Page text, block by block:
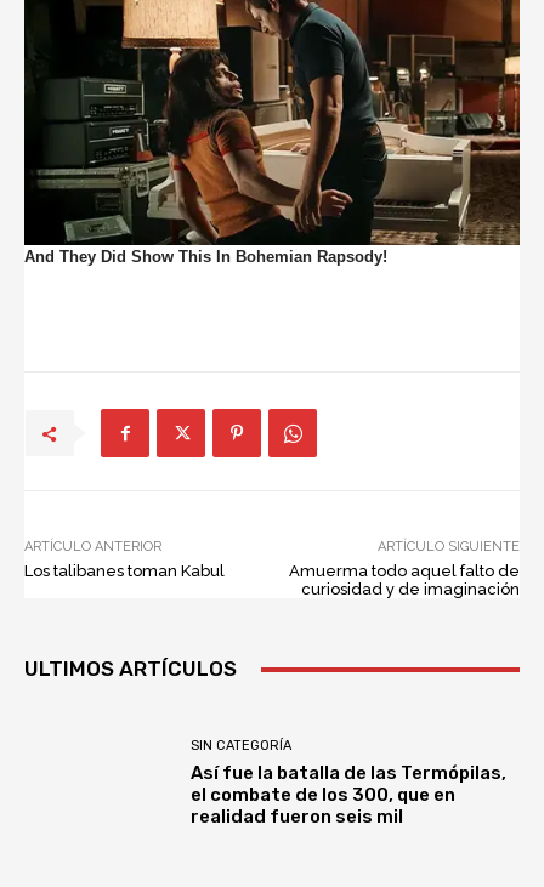
ARTÍCULO ANTERIOR
Los talibanes toman Kabul
ARTÍCULO SIGUIENTE
Amuerma todo aquel falto de
curiosidad y de imaginación
ULTIMOS ARTÍCULOS
SIN CATEGORÍA
Así fue la batalla de las Termópilas,
el combate de los 300, que en
realidad fueron seis mil